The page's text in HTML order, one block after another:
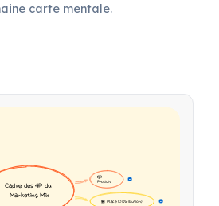
carte mentale.
📦
Produit
16
🏪 Place (Distribution) 17
Cadre des 4P du
Marketing Mix